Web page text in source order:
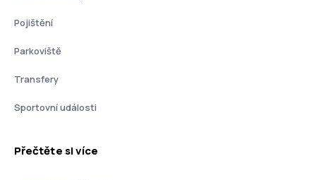
Pojištění
Parkoviště
Transfery
Sportovní události
Přečtěte si více